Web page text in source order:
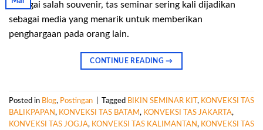
Sebagai salah souvenir, tas seminar sering kali dijadikan
sebagai media yang menarik untuk memberikan
penghargaan pada orang lain.
CONTINUE READING→
Posted in Blog, Postingan Tagged BIKIN SEMINAR KIT , KONVEKSI TAS
BALIKPAPAN, KONVEKSI TAS BATAM, KONVEKSI TAS JAKARTA,
KONVEKSI TAS JOGJA, KONVEKSI TAS KALIMANTAN, KONVEKSI TAS